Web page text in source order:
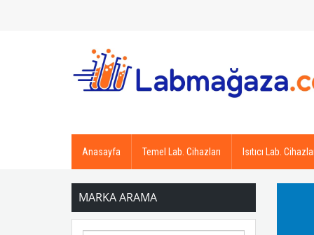
Anasayfa Temel Lab. Cihazları Isıtıcı Lab.
MARKA ARAMA